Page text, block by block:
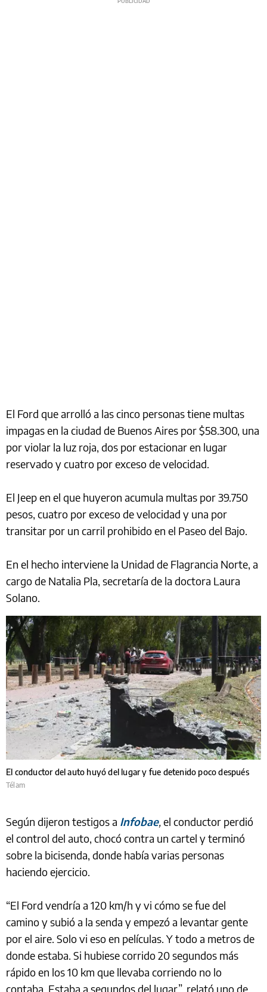
El Ford que arrolló a las cinco personas tiene multas
impagas en la ciudad de Buenos Aires por $58.300, una
por violar la luz roja, dos por estacionar en lugar
reservado y cuatro por exceso de velocidad.
El Jeep en el que huyeron acumula multas por 39.750
pesos, cuatro por exceso de velocidad y una por
transitar por un carril prohibido en el Paseo del Bajo.
En el hecho interviene la Unidad de Flagrancia Norte, a
cargo de Natalia Pla, secretaría de la doctora Laura
Solano.
El conductor del auto huyó del lugar y fue detenido poco después
Télam
Según dijeron testigos a Infobae,el conductor perdió
el control del auto, chocó contra un cartel y terminó
sobre la bicisenda, donde había varias personas
haciendo ejercicio.
“El Ford vendría a 120 km/h y vi cómo se fue del
camino y subió a la senda y empezó a levantar gente
por el aire. Solo vi eso en películas. Y todo a metros de
donde estaba. Si hubiese corrido 20 segundos más
rápido en los 10 km que llevaba corriendo no lo
contaba. Estaba a segundos del lugar”, relató uno de